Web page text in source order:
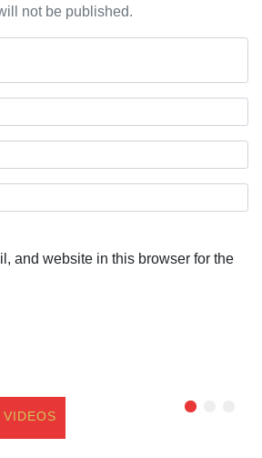
not be published.
and website in this browser for the
VIDEOS